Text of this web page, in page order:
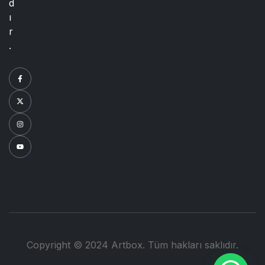
d
ı
r
.
Copyright © 2024 Artbox. Tüm hakları saklıdır.